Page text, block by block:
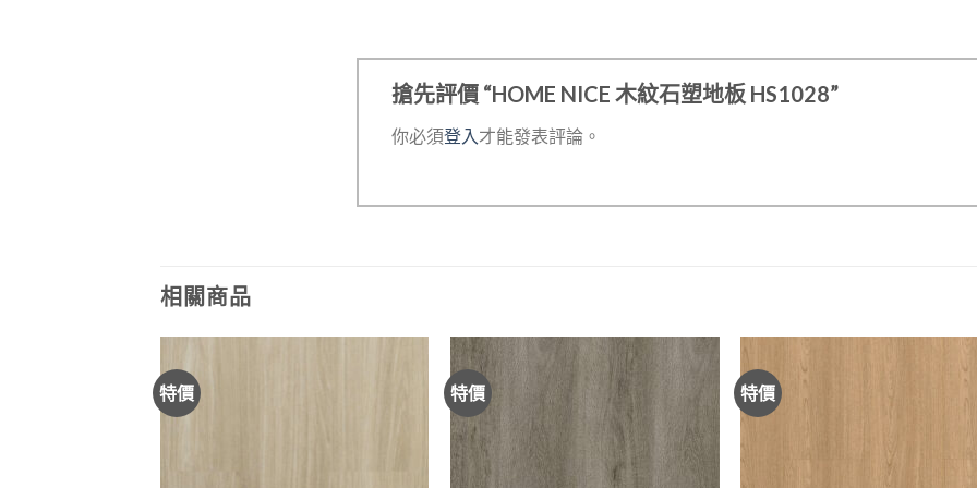
搶先評價 “HOME NICE 木紋石塑地板 HS1028”
你必須登入才能發表評論。
相關商品
特價 特價 特價